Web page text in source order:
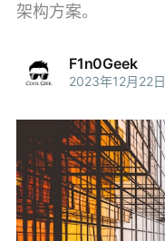
架构方案。
F1n0Geek
2023年12月22日